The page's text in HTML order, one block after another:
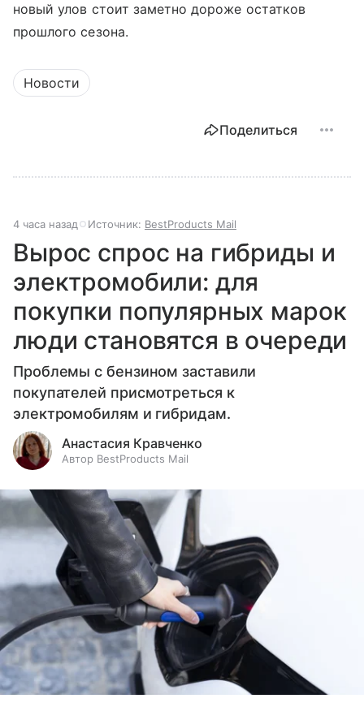
новый улов стоит заметно дороже остатков
прошлого сезона.
Новости
Поделиться
4 часа назад Источник: BestProducts Mail
Вырос спрос на гибриды и
электромобили: для
покупки популярных марок
люди становятся в очереди
Проблемы с бензином заставили
покупателей присмотреться к
электромобилям и гибридам.
Анастасия Кравченко
Автор BestProducts Mail